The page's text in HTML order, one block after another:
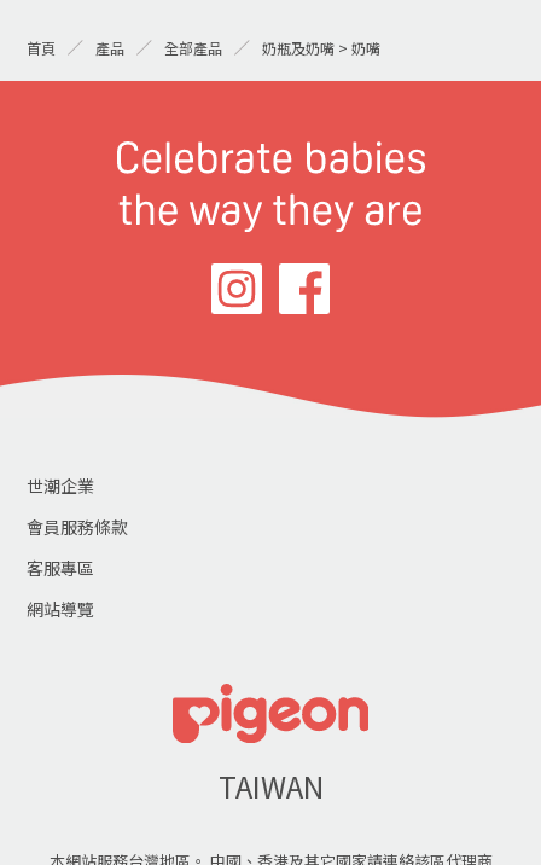
首頁 產品 全部產品 奶瓶及奶嘴 > 奶嘴
世潮企業
會員服務條款
客服專區
網站導覽
TAIWAN